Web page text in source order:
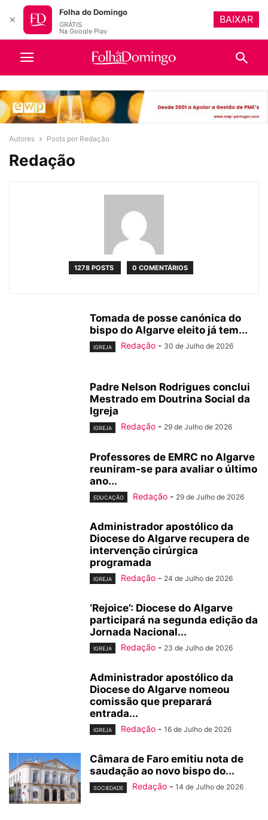
Autores Posts por Redação
Redação
1278 POSTS 0 COMENTÁRIOS
Tomada de posse canónica do
bispo do Algarve eleito já tem...
IGREJA Redação - 30 de Julho de 2026
Padre Nelson Rodrigues conclui
Mestrado em Doutrina Social da
Igreja
IGREJA Redação - 29 de Julho de 2026
Professores de EMRC no Algarve
reuniram-se para avaliar o último
ano...
EDUCAÇÃO Redação - 29 de Julho de 2026
Administrador apostólico da
Diocese do Algarve recupera de
intervenção cirúrgica
programada
IGREJA Redação - 24 de Julho de 2026
‘Rejoice’: Diocese do Algarve
participará na segunda edição da
Jornada Nacional...
IGREJA Redação - 23 de Julho de 2026
Administrador apostólico da
Diocese do Algarve nomeou
comissão que preparará
entrada...
IGREJA Redação - 16 de Julho de 2026
Câmara de Faro emitiu nota de
saudação ao novo bispo do...
SOCIEDADE Redação - 14 de Julho de 2026
✕
Folha do Domingo
GRÁTIS
Na Google Play
BAIXAR